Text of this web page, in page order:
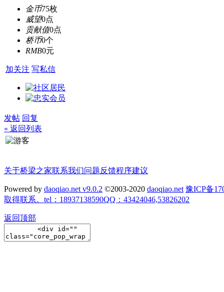
金币75枚
威望0点
贡献值0点
桥币0个
RMB0元
加关注 写私信
发帖 回复
« 返回列表
关于桥梁之家联系我们问题反馈程序建议
Powered by daoqiao.net v9.0.2 ©2003-2020 daoqiao.net 豫ICP备
取得联系。tel：18937138590QQ：43424046,53826202
返回顶部